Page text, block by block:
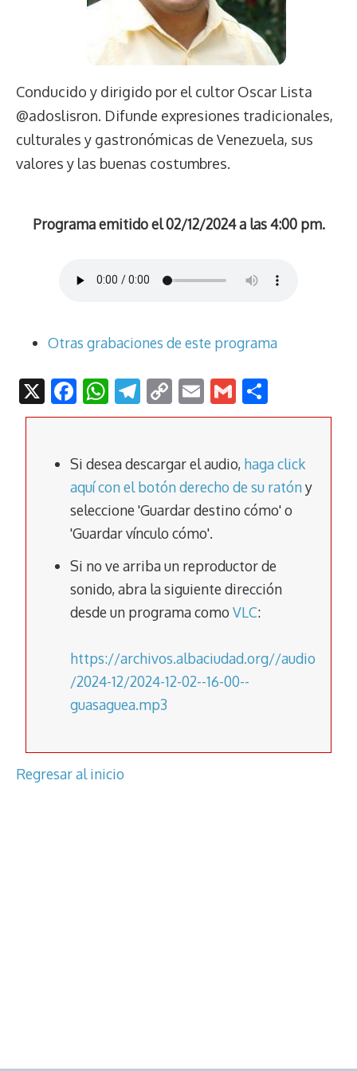
Conducido y dirigido por el cultor Oscar Lista
@adoslisron. Difunde expresiones tradicionales,
culturales y gastronómicas de Venezuela, sus
valores y las buenas costumbres.
Programa emitido el 02/12/2024 a las 4:00 pm.
Otras grabaciones de este programa
X F
ac
b
o
o
k
W
h
s
A
p
p
T
el
gr
a
m
C
o
y
Li
n
k
E
m
l
G
m
l
o
p
ar
tir
Si desea descargar el audio, haga click
aquí con el botón derecho de su ratóny
seleccione 'Guardar destino cómo' o
'Guardar vínculo cómo'.
Si no ve arriba un reproductor de
sonido, abra la siguiente dirección
desde un programa como VLC:
https://archivos.albaciudad.org//audio
/2024-12/2024-12-02--16-00--
guasaguea.mp3
Regresar al inicio